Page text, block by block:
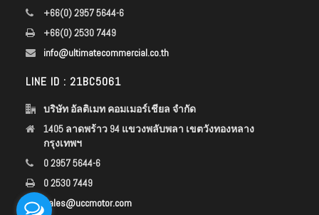
+66(0) 2957 5644-6
+66(0) 2530 7449
info@ultimatecommercial.co.th
LINE ID : 21BC5061
บริษัท อัลติเมท คอมเมอร์เชียล จำกัด
1405 ลาดพร้าว 94 แขวงพลับพลา เขตวังทองหลาง
กรุงเทพฯ
0 2957 5644-6
0 2530 7449
sales@uccmotor.com